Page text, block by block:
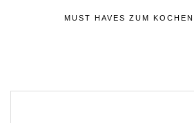
MUST HAVES ZUM